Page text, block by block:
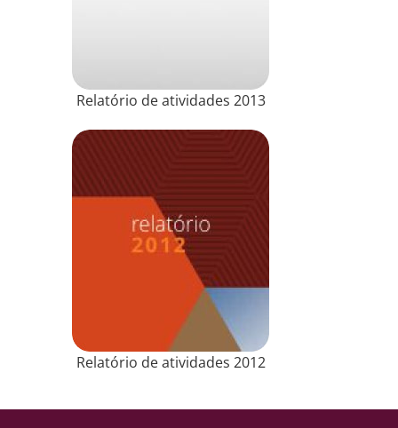
Relatório de atividades 2013
Relatório de atividades 2012